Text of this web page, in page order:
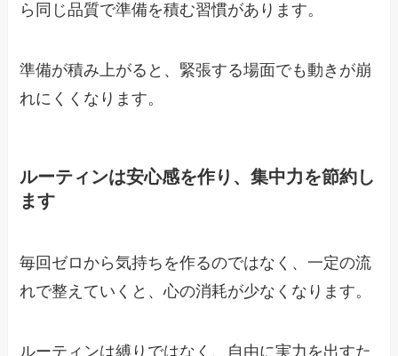
ら同じ品質で準備を積む習慣があります。
準備が積み上がると、緊張する場面でも動きが崩
れにくくなります。
ルーティンは安心感を作り、集中力を節約し
ます
毎回ゼロから気持ちを作るのではなく、一定の流
れで整えていくと、心の消耗が少なくなります。
ルーティンは縛りではなく、自由に実力を出すた